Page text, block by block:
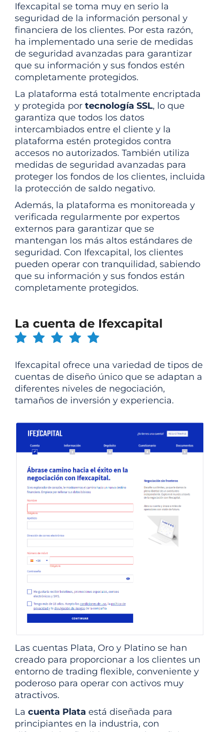
Ifexcapital se toma muy en serio la
seguridad de la información personal y
financiera de los clientes. Por esta razón,
ha implementado una serie de medidas
de seguridad avanzadas para garantizar
que su información y sus fondos estén
completamente protegidos.
La plataforma está totalmente encriptada
y protegida por tecnología SSL, lo que
garantiza que todos los datos
intercambiados entre el cliente y la
plataforma estén protegidos contra
accesos no autorizados. También utiliza
medidas de seguridad avanzadas para
proteger los fondos de los clientes, incluida
la protección de saldo negativo.
Además, la plataforma es monitoreada y
verificada regularmente por expertos
externos para garantizar que se
mantengan los más altos estándares de
seguridad. Con Ifexcapital, los clientes
pueden operar con tranquilidad, sabiendo
que su información y sus fondos están
completamente protegidos.
La cuenta de Ifexcapital
Ifexcapital ofrece una variedad de tipos de
cuentas de diseño único que se adaptan a
diferentes niveles de negociación,
tamaños de inversión y experiencia.
Las cuentas Plata, Oro y Platino se han
creado para proporcionar a los clientes un
entorno de trading flexible, conveniente y
poderoso para operar con activos muy
atractivos.
La cuenta Plata está diseñada para
principiantes en la industria, con